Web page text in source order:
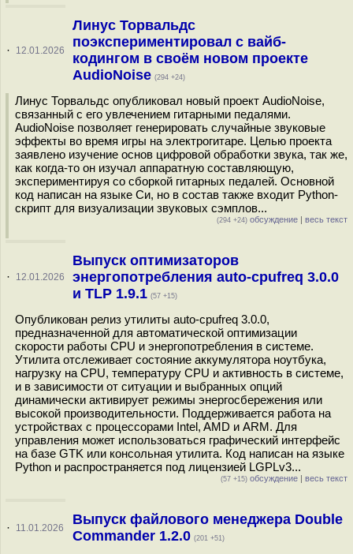
· 12.01.2026
Линус Торвальдс
поэкспериментировал с вайб-
кодингом в своём новом проекте
AudioNoise (294 +24)
Линус Торвальдс опубликовал новый проект AudioNoise,
связанный с его увлечением гитарными педалями.
AudioNoise позволяет генерировать случайные звуковые
эффекты во время игры на электрогитаре. Целью проекта
заявлено изучение основ цифровой обработки звука, так же,
как когда-то он изучал аппаратную составляющую,
экспериментируя со сборкой гитарных педалей. Основной
код написан на языке Си, но в состав также входит Python-
скрипт для визуализации звуковых сэмплов...
(294 +24) обсуждение | весь текст
· 12.01.2026
Выпуск оптимизаторов
энергопотребления auto-cpufreq 3.0.0
и TLP 1.9.1 (57 +15)
Опубликован релиз утилиты auto-cpufreq 3.0.0,
предназначенной для автоматической оптимизации
скорости работы CPU и энергопотребления в системе.
Утилита отслеживает состояние аккумулятора ноутбука,
нагрузку на CPU, температуру CPU и активность в системе,
и в зависимости от ситуации и выбранных опций
динамически активирует режимы энергосбережения или
высокой производительности. Поддерживается работа на
устройствах с процессорами Intel, AMD и ARM. Для
управления может использоваться графический интерфейс
на базе GTK или консольная утилита. Код написан на языке
Python и распространяется под лицензией LGPLv3...
(57 +15) обсуждение | весь текст
· 11.01.2026
Выпуск файлового менеджера Double
Commander 1.2.0 (201 +51)